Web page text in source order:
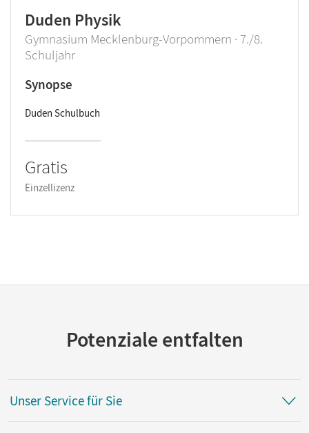
Duden Physik
Gymnasium Mecklenburg-Vorpommern · 7./8.
Schuljahr
Synopse
Duden Schulbuch
Gratis
Einzellizenz
Potenziale entfalten
Unser Service für Sie